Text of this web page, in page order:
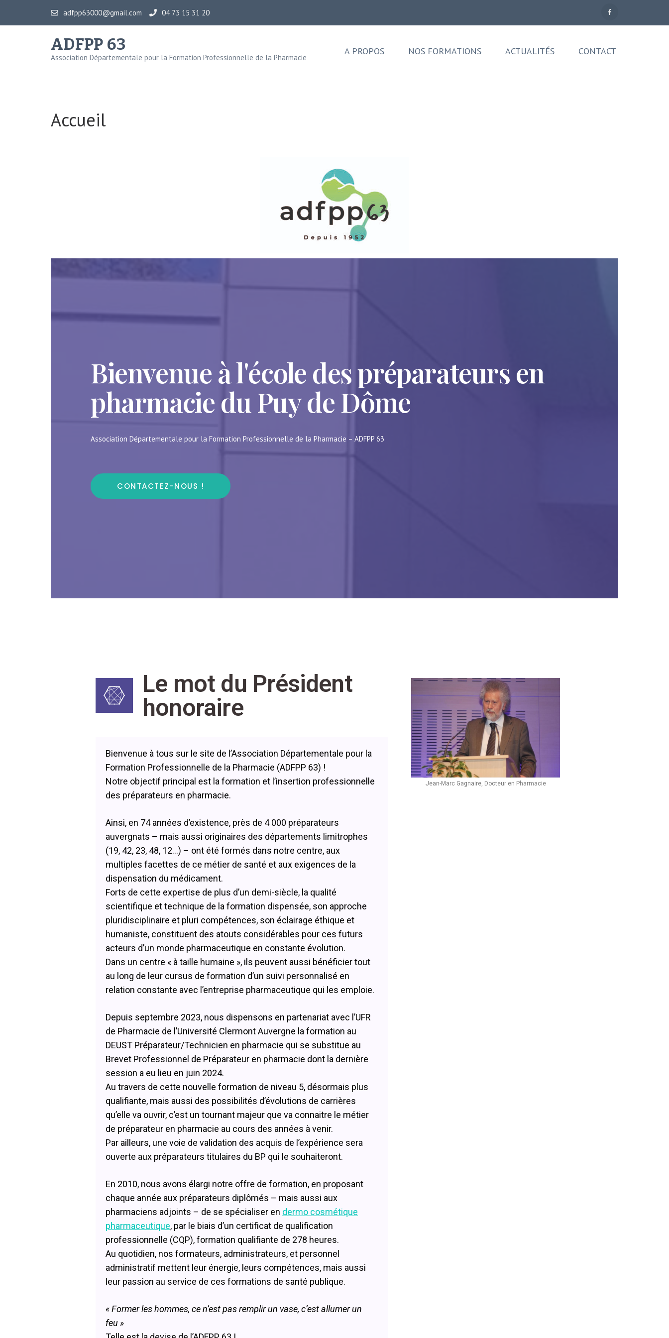
adfpp63000@gmail.com 04 73 15 31 20
ADFPP 63
Association Départementale pour la Formation Professionnelle de la Pharmacie
A PROPOS NOS FORMATIONS ACTUALITÉS CONTACT
Accueil
Bienvenue à l'école des préparateurs en
pharmacie du Puy de Dôme
Association Départementale pour la Formation Professionnelle de la Pharmacie – ADFPP 63
CONTACTEZ-NOUS !
Le mot du Président
honoraire
Bienvenue à tous sur le site de l’Association Départementale pour la
Formation Professionnelle de la Pharmacie (ADFPP 63) !
Notre objectif principal est la formation et l’insertion professionnelle
des préparateurs en pharmacie.
Ainsi, en 74 années d’existence, près de 4 000 préparateurs
auvergnats – mais aussi originaires des départements limitrophes
(19, 42, 23, 48, 12…) – ont été formés dans notre centre, aux
multiples facettes de ce métier de santé et aux exigences de la
dispensation du médicament.
Forts de cette expertise de plus d’un demi-siècle, la qualité
scientifique et technique de la formation dispensée, son approche
pluridisciplinaire et pluri compétences, son éclairage éthique et
humaniste, constituent des atouts considérables pour ces futurs
acteurs d’un monde pharmaceutique en constante évolution.
Dans un centre « à taille humaine », ils peuvent aussi bénéficier tout
au long de leur cursus de formation d’un suivi personnalisé en
relation constante avec l’entreprise pharmaceutique qui les emploie.
Depuis septembre 2023, nous dispensons en partenariat avec l’UFR
de Pharmacie de l’Université Clermont Auvergne la formation au
DEUST Préparateur/Technicien en pharmacie qui se substitue au
Brevet Professionnel de Préparateur en pharmacie dont la dernière
session a eu lieu en juin 2024.
Au travers de cette nouvelle formation de niveau 5, désormais plus
qualifiante, mais aussi des possibilités d’évolutions de carrières
qu’elle va ouvrir, c’est un tournant majeur que va connaitre le métier
de préparateur en pharmacie au cours des années à venir.
Par ailleurs, une voie de validation des acquis de l’expérience sera
ouverte aux préparateurs titulaires du BP qui le souhaiteront.
En 2010, nous avons élargi notre offre de formation, en proposant
chaque année aux préparateurs diplômés – mais aussi aux
pharmaciens adjoints – de se spécialiser en dermo cosmétique
pharmaceutique, par le biais d’un certificat de qualification
professionnelle (CQP), formation qualifiante de 278 heures.
Au quotidien, nos formateurs, administrateurs, et personnel
administratif mettent leur énergie, leurs compétences, mais aussi
leur passion au service de ces formations de santé publique.
« Former les hommes, ce n’est pas remplir un vase, c’est allumer un
feu »
Jean-Marc Gagnaire, Docteur en Pharmacie